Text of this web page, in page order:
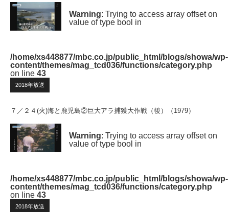
Warning: Trying to access array offset on
value of type bool in
/home/xs448877/mbc.co.jp/public_html/blogs/showa/wp-
content/themes/mag_tcd036/functions/category.php
on line 43
2018年放送
７／２４(火)海と鹿児島②巨大アラ捕獲大作戦（後）（1979）
Warning: Trying to access array offset on
value of type bool in
/home/xs448877/mbc.co.jp/public_html/blogs/showa/wp-
content/themes/mag_tcd036/functions/category.php
on line 43
2018年放送